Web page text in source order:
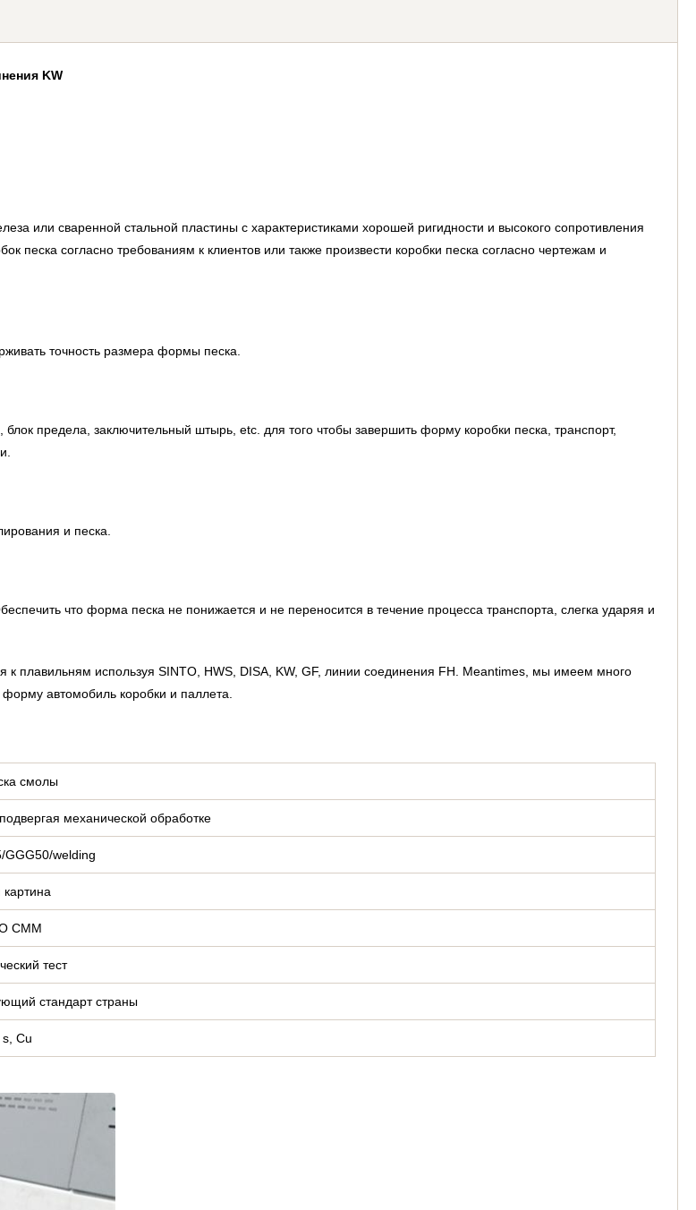
KW
или сваренной стальной пластины с характеристиками хорошей ригидности и высокого сопротивления
песка согласно требованиям к клиентов или также произвести коробки песка согласно чертежам и
точность размера формы песка.
предела, заключительный штырь, etc. для того чтобы завершить форму коробки песка, транспорт,
и песка.
что форма песка не понижается и не переносится в течение процесса транспорта, слегка ударяя и
плавильням используя SINTO, HWS, DISA, KW, GF, линии соединения FH. Meantimes, мы имеем много
автомобиль коробки и паллета.
смолы
механической обработке
GGG50/welding
CMM
тест
стандарт страны
Cu